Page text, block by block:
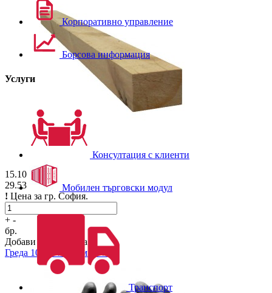
15.10 €/бр.
29.53
лв./бр.
! Цена за гр. София.
+ -
бр.
Добави в количката
Греда 10 см. x 10 см. x 4 м.
Корпоративно управление
Борсова информация
Услуги
Консултация с клиенти
Мобилен търговски модул
Транспорт